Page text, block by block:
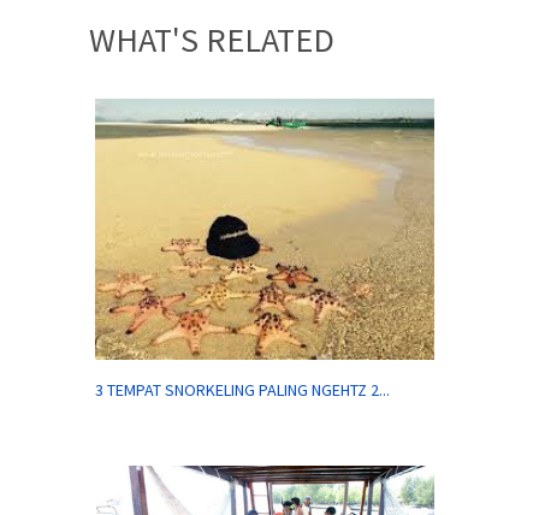
WHAT'S RELATED
3 TEMPAT SNORKELING PALING NGEHTZ 2...